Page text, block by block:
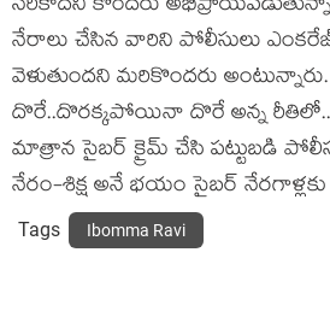
నేరాలు చేసిన వారిని పోలీసులు ఎంకరేజ్
వెళుతుందని మరికొందరు
దొరే..దొరక్కపోయినా దొరే అన్న
మాత్రాన సైబర్ క్రైమ్ చేసి పట్టుబడి
నేరం-శిక్ష అనే భయం సైబర్
Tags Ibomma Ravi